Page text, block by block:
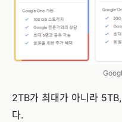
2TB가 최대가 아니라
다.